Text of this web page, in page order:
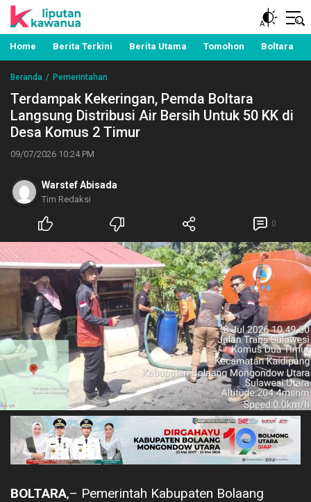
Liputan Kawanua
Berita Manado, Sulawesi Utara, Kawanua, Politik,
Pemerintahan, Hukum Kriminal dan Nasional
Home Berita Terkini Berita Utama Tomohon Boltara
Beranda Pemerintahan
Terdampak Kekeringan, Pemda Boltara
Langsung Distribusi Air Bersih Untuk 50 KK di
Desa Komus 2 Timur
09/07/2026 10:24 PM
Warstef Abisada
Tim Redaksi
0
BOLTARA,– Pemerintah Kabupaten Bolaang